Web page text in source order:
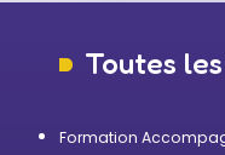
Toutes
Formation